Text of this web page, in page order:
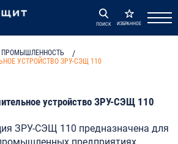
ПОИСК ИЗБРАННОЕ
ПРОМЫШЛЕННОСТЬ /
УСТРОЙСТВО ЗРУ-СЭЩ 110
устройство ЗРУ-СЭЩ 110
ЗРУ-СЭЩ 110 предназначена для